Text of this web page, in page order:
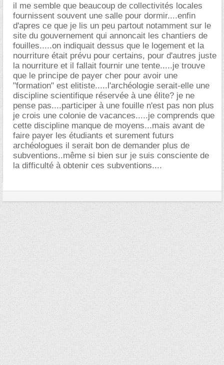
il me semble que beaucoup de collectivités locales
fournissent souvent une salle pour dormir....enfin
d'apres ce que je lis un peu partout notamment sur le
site du gouvernement qui annoncait les chantiers de
fouilles.....on indiquait dessus que le logement et la
nourriture était prévu pour certains, pour d'autres juste
la nourriture et il fallait fournir une tente.....je trouve
que le principe de payer cher pour avoir une
"formation" est elitiste.....l'archéologie serait-elle une
discipline scientifique réservée à une élite? je ne
pense pas....participer à une fouille n'est pas non plus
je crois une colonie de vacances.....je comprends que
cette discipline manque de moyens...mais avant de
faire payer les étudiants et surement futurs
archéologues il serait bon de demander plus de
subventions..même si bien sur je suis consciente de
la difficulté à obtenir ces subventions....